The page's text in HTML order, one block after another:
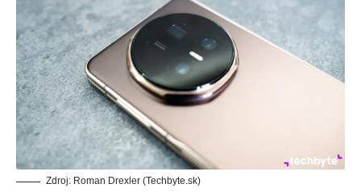
Zdroj: Roman Drexler (Techbyte.sk)